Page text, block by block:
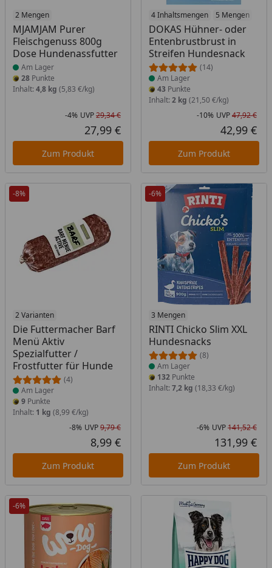
2 Mengen
MJAMJAM Purer
Fleischgenuss 800g
Dose Hundenassfutter
Produkt am Lager
Am Lager
28 Punkte
Inhalt: 4,8 kg (5,83 €/kg)
Rabatt in Prozent
-4%
Ursprünglicher Preis
UVP29,34 €
Aktueller Preis
27,99 €
Zum Produkt
4 Inhaltsmengen 5 Mengen
DOKAS Hühner- oder
Entenbrustbrust in
Streifen Hundesnack
(14)
Produkt am Lager
Am Lager
43Punkte
Inhalt: 2 kg (21,50 €/kg)
-10% UVP47,92 €
42,99 €
Zum Produkt
-8%
2 Varianten
Die Futtermacher Barf
Menü Aktiv
Spezialfutter /
Frostfutter für Hunde
(4)
Produkt am Lager
Am Lager
9 Punkte
Inhalt: 1 kg (8,99 €/kg)
Rabatt in Prozent
-8%
Ursprünglicher Preis
UVP9,79 €
Aktueller Preis
8,99 €
Zum Produkt
-6%
3 Mengen
RINTI Chicko Slim XXL
Hundesnacks
(8)
Produkt am Lager
Am Lager
132Punkte
Inhalt: 7,2 kg (18,33 €/kg)
-6% UVP141,52 €
131,99 €
Zum Produkt
-6%